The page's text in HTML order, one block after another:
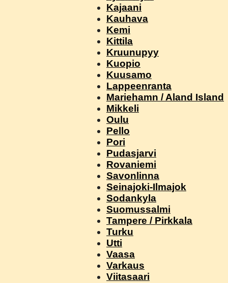
Kajaani
Kauhava
Kemi
Kittila
Kruunupyy
Kuopio
Kuusamo
Lappeenranta
Mariehamn / Aland Island
Mikkeli
Oulu
Pello
Pori
Pudasjarvi
Rovaniemi
Savonlinna
Seinajoki-Ilmajok
Sodankyla
Suomussalmi
Tampere / Pirkkala
Turku
Utti
Vaasa
Varkaus
Viitasaari